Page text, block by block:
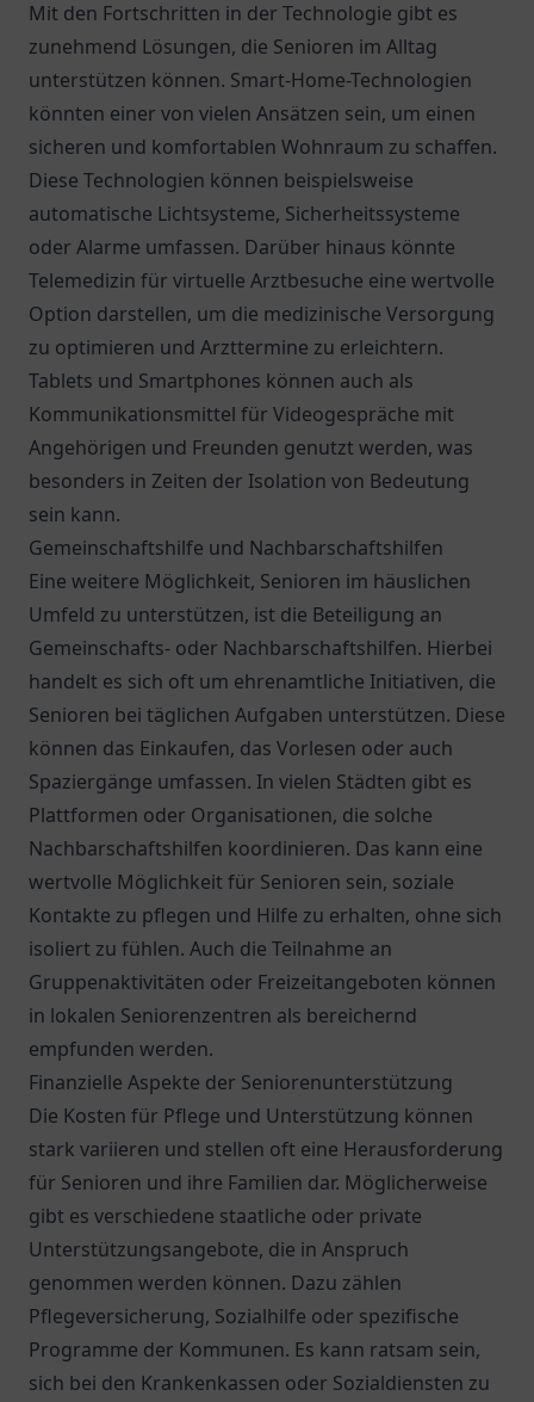
Mit den Fortschritten in der Technologie gibt es
zunehmend Lösungen, die Senioren im Alltag
unterstützen können. Smart-Home-Technologien
könnten einer von vielen Ansätzen sein, um einen
sicheren und komfortablen Wohnraum zu schaffen.
Diese Technologien können beispielsweise
automatische Lichtsysteme, Sicherheitssysteme
oder Alarme umfassen. Darüber hinaus könnte
Telemedizin für virtuelle Arztbesuche eine wertvolle
Option darstellen, um die medizinische Versorgung
zu optimieren und Arzttermine zu erleichtern.
Tablets und Smartphones können auch als
Kommunikationsmittel für Videogespräche mit
Angehörigen und Freunden genutzt werden, was
besonders in Zeiten der Isolation von Bedeutung
sein kann.
Gemeinschaftshilfe und Nachbarschaftshilfen
Eine weitere Möglichkeit, Senioren im häuslichen
Umfeld zu unterstützen, ist die Beteiligung an
Gemeinschafts- oder Nachbarschaftshilfen. Hierbei
handelt es sich oft um ehrenamtliche Initiativen, die
Senioren bei täglichen Aufgaben unterstützen. Diese
können das Einkaufen, das Vorlesen oder auch
Spaziergänge umfassen. In vielen Städten gibt es
Plattformen oder Organisationen, die solche
Nachbarschaftshilfen koordinieren. Das kann eine
wertvolle Möglichkeit für Senioren sein, soziale
Kontakte zu pflegen und Hilfe zu erhalten, ohne sich
isoliert zu fühlen. Auch die Teilnahme an
Gruppenaktivitäten oder Freizeitangeboten können
in lokalen Seniorenzentren als bereichernd
empfunden werden.
Finanzielle Aspekte der Seniorenunterstützung
Die Kosten für Pflege und Unterstützung können
stark variieren und stellen oft eine Herausforderung
für Senioren und ihre Familien dar. Möglicherweise
gibt es verschiedene staatliche oder private
Unterstützungsangebote, die in Anspruch
genommen werden können. Dazu zählen
Pflegeversicherung, Sozialhilfe oder spezifische
Programme der Kommunen. Es kann ratsam sein,
sich bei den Krankenkassen oder Sozialdiensten zu